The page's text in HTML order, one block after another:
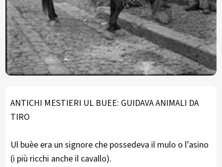
ANTICHI MESTIERI UL BUEE: GUIDAVA ANIMALI DA
TIRO
Ul buèe era un signore che possedeva il mulo o l’asino
(i più ricchi anche il cavallo).